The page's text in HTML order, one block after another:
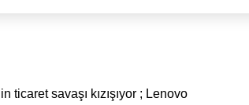
dolaşımı
ticaret savaşı kızışıyor ; Lenovo